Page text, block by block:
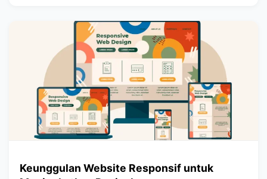
Keunggulan Website Responsif untuk